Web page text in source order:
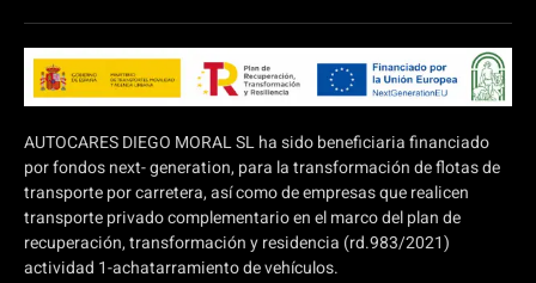
AUTOCARES DIEGO MORAL SL ha sido beneficiaria financiado
por fondos next- generation, para la transformación de flotas de
transporte por carretera, así como de empresas que realicen
transporte privado complementario en el marco del plan de
recuperación, transformación y residencia (rd.983/2021)
actividad 1-achatarramiento de vehículos.